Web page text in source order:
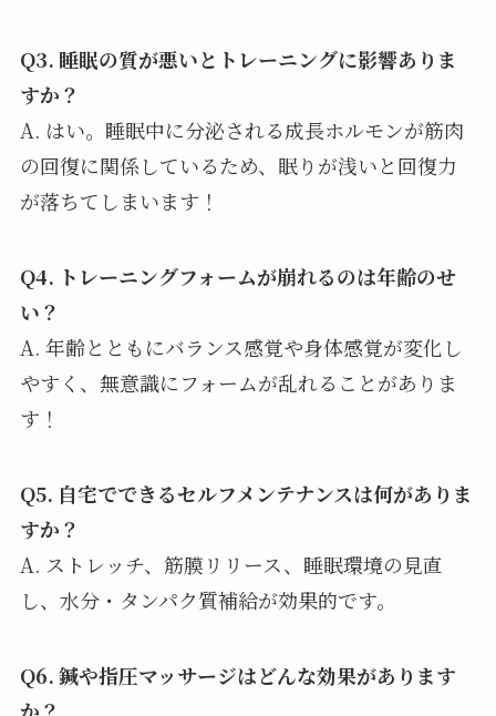
Q3. 睡眠の質が悪いとトレーニングに影響ありま
すか？
A. はい。睡眠中に分泌される成長ホルモンが筋肉
の回復に関係しているため、眠りが浅いと回復力
が落ちてしまいます！
Q4. トレーニングフォームが崩れるのは年齢のせ
い？
A. 年齢とともにバランス感覚や身体感覚が変化し
やすく、無意識にフォームが乱れることがありま
す！
Q5. 自宅でできるセルフメンテナンスは何がありま
すか？
A. ストレッチ、筋膜リリース、睡眠環境の見直
し、水分・タンパク質補給が効果的です。
Q6. 鍼や指圧マッサージはどんな効果があります
か？